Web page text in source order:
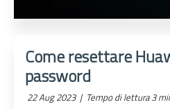
Come resettare
password
22 Aug 2023 | Tempo di lettura 3